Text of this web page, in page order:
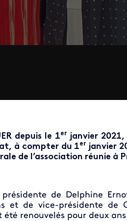
depuis le 1er
janvier
à compter du 1er janvier
de l’association réunie à
de Delphine
et de vice-présidente
été renouvelés pour deux